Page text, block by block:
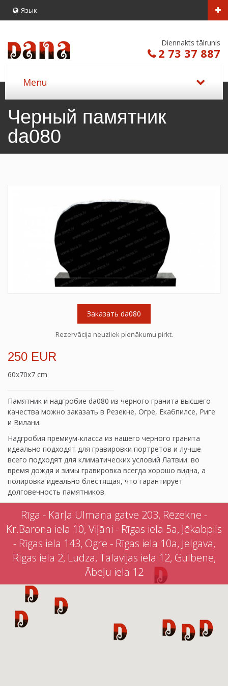
Язык
Diennakts tālrunis
2 73 37 887
Черный памятник
da080
Заказать da080
Rezervācija neuzliek pienākumu pirkt.
250 EUR
60x70x7 cm
Памятник и надгробие da080 из черного гранита высшего
качества можно заказать в Резекне, Огре, Екабпилсе, Риге
и Вилани.
Надгробия премиум-класса из нашего черного гранита
идеально подходят для гравировки портретов и лучше
всего подходят для климатических условий Латвии: во
время дождя и зимы гравировка всегда хорошо видна, а
полировка идеально блестящая, что гарантирует
долговечность памятников.
Rīga - Kārļa Ulmaņa gatve 203, Rēzekne -
Kr.Barona iela 10, Viļāni - Rīgas iela 5a, Jēkabpils
- Rīgas iela 143, Ogre - Rīgas iela 10a, Jelgava,
Rīgas iela 2, Ludza, Tālavijas iela 12, Gulbene,
Ābeļu iela 12